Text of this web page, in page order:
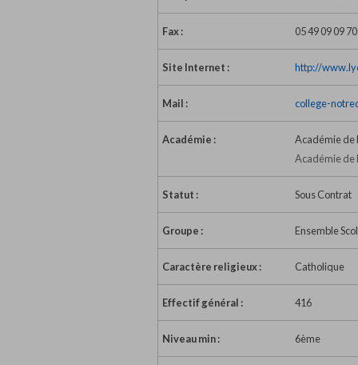
Fax : 05 49 09 09 70
Site Internet : http://
Mail : college-
Académie :
Académie de
Académie de
Statut : Sous Contrat
Groupe : Ensemble
Caractère religieux : Catholique
Effectif général : 416
Niveau min : 6ème